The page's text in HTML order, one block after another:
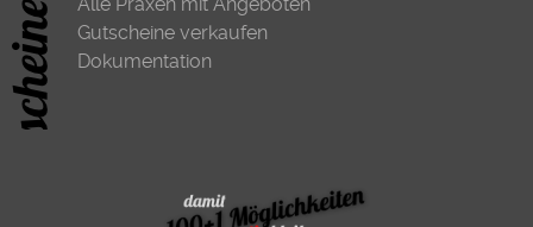
Gutscheine verkaufen
Dokumentation